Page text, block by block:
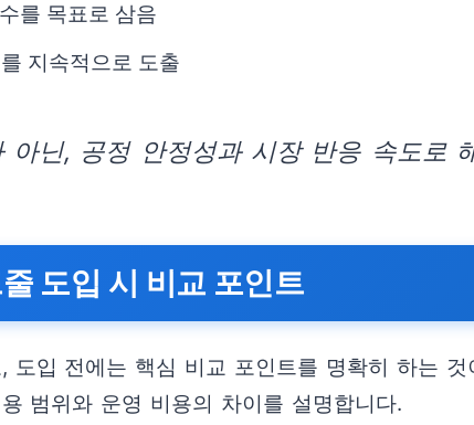
를 목표로 삼음
지속적으로 도출
아닌, 공정 안정성과 시장 반응 속도로
도입 시 비교 포인트
도입 전에는 핵심 비교 포인트를 명확히 하는
범위와 운영 비용의 차이를 설명합니다.